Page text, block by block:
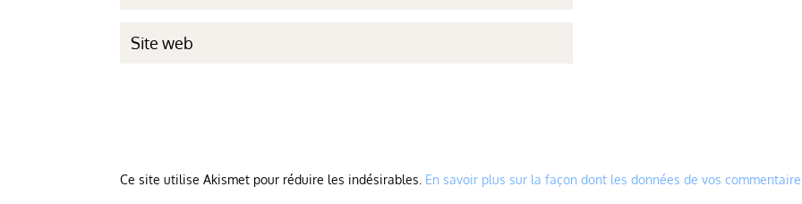
Ce site utilise Akismet pour réduire les indésirables. En savoir plus sur la façon dont les données de vos